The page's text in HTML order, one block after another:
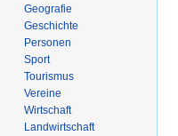
Geografie
Geschichte
Personen
Sport
Tourismus
Vereine
Wirtschaft
Landwirtschaft